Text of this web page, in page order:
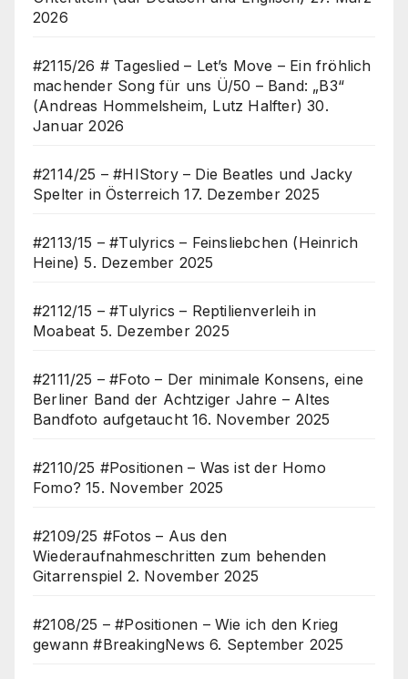
2026
#2115/26 # Tageslied – Let’s Move – Ein fröhlich
machender Song für uns Ü/50 – Band: „B3“
(Andreas Hommelsheim, Lutz Halfter) 30.
Januar 2026
#2114/25 – #HIStory – Die Beatles und Jacky
Spelter in Österreich 17. Dezember 2025
#2113/15 – #Tulyrics – Feinsliebchen (Heinrich
Heine) 5. Dezember 2025
#2112/15 – #Tulyrics – Reptilienverleih in
Moabeat 5. Dezember 2025
#2111/25 – #Foto – Der minimale Konsens, eine
Berliner Band der Achtziger Jahre – Altes
Bandfoto aufgetaucht 16. November 2025
#2110/25 #Positionen – Was ist der Homo
Fomo? 15. November 2025
#2109/25 #Fotos – Aus den
Wiederaufnahmeschritten zum behenden
Gitarrenspiel 2. November 2025
#2108/25 – #Positionen – Wie ich den Krieg
gewann #BreakingNews 6. September 2025